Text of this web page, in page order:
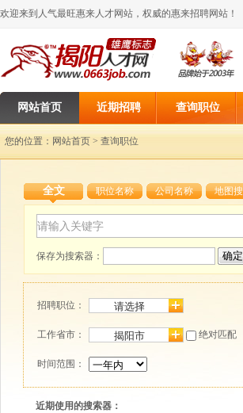
欢迎来到人气最旺惠来人才网站，权威的惠来招聘网站！
网站首页 近期招聘 查询职位
您的位置： 网站首页 > 查询职位
全文 职位名称 公司名称 地图
保存为搜索器：
招聘职位：
工作省市： 绝对匹配
时间范围：
近期使用的搜索器：